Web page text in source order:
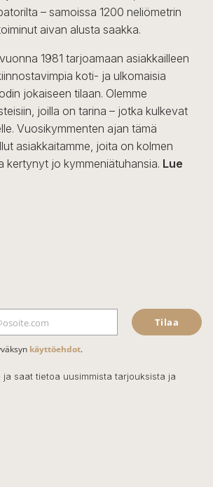
– samoissa 1200 neliömetrin
aivan alusta saakka.
1981 tarjoamaan asiakkailleen
koti- ja ulkomaisia
jokaiseen tilaan. Olemme
joilla on tarina – jotka kulkevat
Vuosikymmenten ajan tämä
asiakkaitamme, joita on kolmen
kertynyt jo kymmeniätuhansia. Lue
Tilaa
käyttöehdot.
ja saat tietoa uusimmista tarjouksista ja